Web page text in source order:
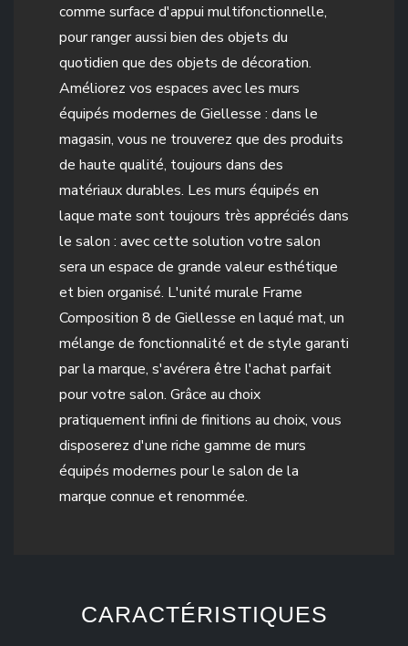
comme surface d'appui multifonctionnelle,
pour ranger aussi bien des objets du
quotidien que des objets de décoration.
Améliorez vos espaces avec les murs
équipés modernes de Giellesse : dans le
magasin, vous ne trouverez que des produits
de haute qualité, toujours dans des
matériaux durables. Les murs équipés en
laque mate sont toujours très appréciés dans
le salon : avec cette solution votre salon
sera un espace de grande valeur esthétique
et bien organisé. L'unité murale Frame
Composition 8 de Giellesse en laqué mat, un
mélange de fonctionnalité et de style garanti
par la marque, s'avérera être l'achat parfait
pour votre salon. Grâce au choix
pratiquement infini de finitions au choix, vous
disposerez d'une riche gamme de murs
équipés modernes pour le salon de la
marque connue et renommée.
CARACTÉRISTIQUES